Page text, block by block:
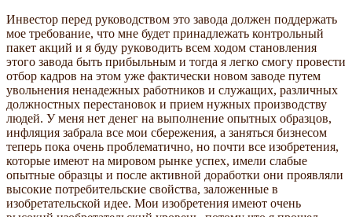
Инвестор перед руководством это завода должен поддержать
мое требование, что мне будет принадлежать контрольный
пакет акций и я буду руководить всем ходом становления
этого завода быть прибыльным и тогда я легко смогу провести
отбор кадров на этом уже фактически новом заводе путем
увольнения ненадежных работников и служащих, различных
должностных перестановок и прием нужных производству
людей. У меня нет денег на выполнение опытных образцов,
инфляция забрала все мои сбережения, а заняться бизнесом
теперь пока очень проблематично, но почти все изобретения,
которые имеют на мировом рынке успех, имели слабые
опытные образцы и после активной доработки они проявляли
высокие потребительские свойства, заложенные в
изобретательской идее. Мои изобретения имеют очень